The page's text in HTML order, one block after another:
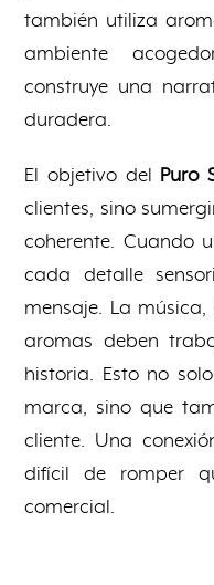
también utiliza
ambiente
construye una
duradera.
El objetivo del Puro
clientes, sino
coherente. Cuando
cada detalle
mensaje. La
aromas deben
historia. Esto no
marca, sino que
cliente. Una
difícil de romper
comercial.